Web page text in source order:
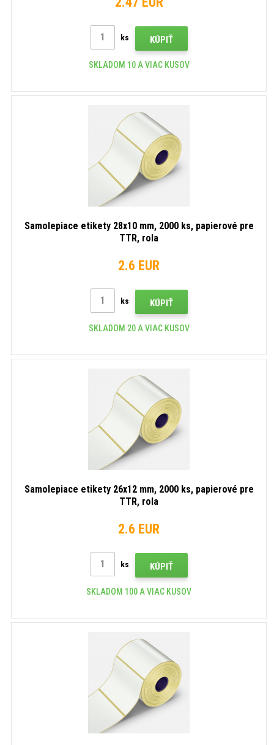
ks KÚPIŤ
SKLADOM 10 A VIAC KUSOV
Samolepiace etikety 28x10 mm, 2000 ks, papierové pre
TTR, rola
2.6 EUR
ks KÚPIŤ
SKLADOM 20 A VIAC KUSOV
Samolepiace etikety 26x12 mm, 2000 ks, papierové pre
TTR, rola
2.6 EUR
ks KÚPIŤ
SKLADOM 100 A VIAC KUSOV